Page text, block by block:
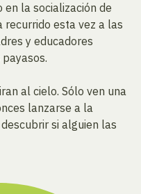
la socialización de
recurrido esta vez a las
y educadores
al cielo. Sólo ven una
lanzarse a la
si alguien las